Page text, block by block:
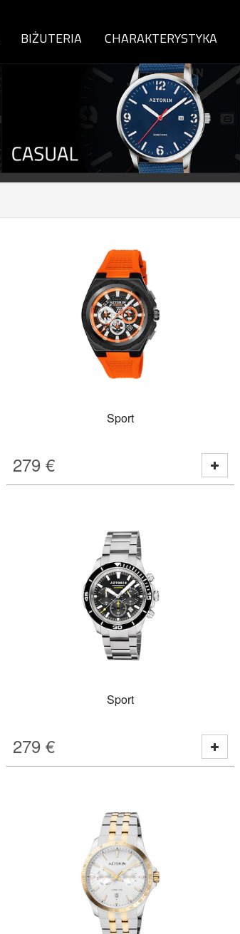
BIŻUTERIA CHARAKTERYSTYKA
Sport
279 €
Sport
279 €